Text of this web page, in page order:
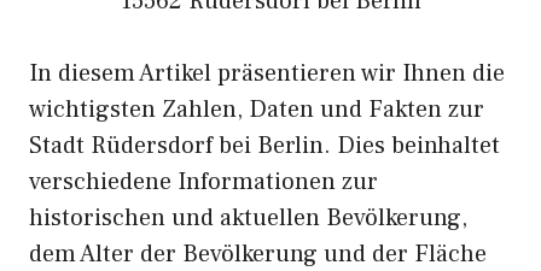
In diesem Artikel präsentieren wir Ihnen die
wichtigsten Zahlen, Daten und Fakten zur
Stadt Rüdersdorf bei Berlin. Dies beinhaltet
verschiedene Informationen zur
historischen und aktuellen Bevölkerung,
dem Alter der Bevölkerung und der Fläche